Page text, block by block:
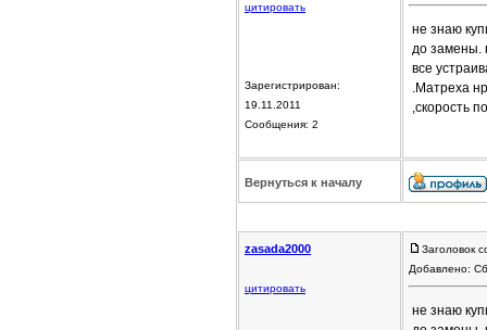
цитировать
Зарегистрирован:
19.11.2011
Сообщения: 2
не знаю
до замены.
все
.Матреха
,скорость
Вернуться к началу
zasada2000
цитировать
Заголовок
Добавлено:
не знаю